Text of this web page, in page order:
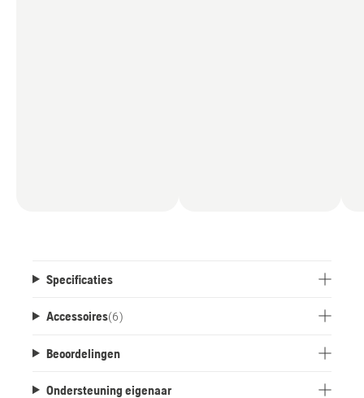
Specificaties
Accessoires(6)
Beoordelingen
Ondersteuning eigenaar